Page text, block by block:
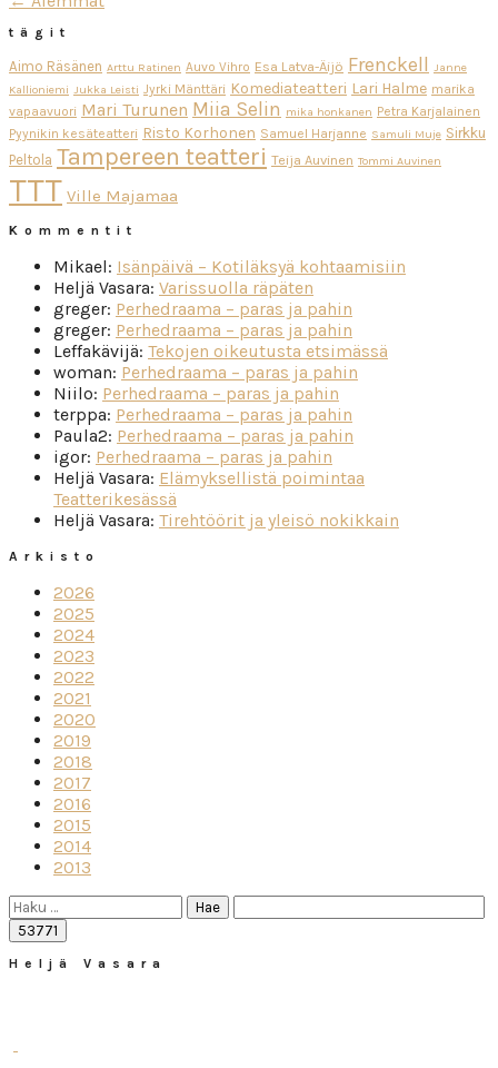
tägit
Aimo Räsänen Arttu Ratinen Auvo Vihro Esa Latva-Äijö Frenckell Janne
Kallioniemi Jukka Leisti Jyrki Mänttäri Komediateatteri Lari Halme marika
vapaavuori Mari Turunen Miia Selin mika honkanen Petra Karjalainen
Pyynikin kesäteatteri Risto Korhonen Samuel Harjanne Samuli Muje Sirkku
Peltola Tampereen teatteri Teija Auvinen Tommi Auvinen
TTT Ville Majamaa
Kommentit
Mikael: Isänpäivä – Kotiläksyä kohtaamisiin
Heljä Vasara: Varissuolla räpäten
greger: Perhedraama – paras ja pahin
greger: Perhedraama – paras ja pahin
Leffakävijä: Tekojen oikeutusta etsimässä
woman: Perhedraama – paras ja pahin
Niilo: Perhedraama – paras ja pahin
terppa: Perhedraama – paras ja pahin
Paula2: Perhedraama – paras ja pahin
igor: Perhedraama – paras ja pahin
Heljä Vasara: Elämyksellistä poimintaa
Teatterikesässä
Heljä Vasara: Tirehtöörit ja yleisö nokikkain
Arkisto
2026
2025
2024
2023
2022
2021
2020
2019
2018
2017
2016
2015
2014
2013
Haku:
Heljä Vasara